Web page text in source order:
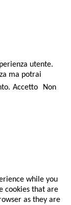
utente.
ma potrai
Accetto
Non
while you
cookies that are
as they are